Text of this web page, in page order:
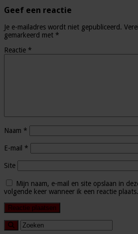
Geef een reactie
Je e-mailadres wordt niet gepubliceerd.
gemarkeerd met *
Reactie *
Naam *
E-mail *
Site
Mijn naam, e-mail en site opslaan in
volgende keer wanneer ik een reactie plaats.